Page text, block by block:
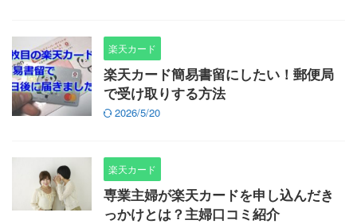
楽天カード
楽天カード簡易書留にしたい！郵便局
で受け取りする方法
2026/5/20
楽天カード
専業主婦が楽天カードを申し込んだき
っかけとは？主婦口コミ紹介